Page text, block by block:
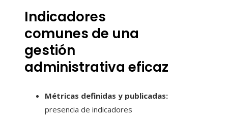
Indicadores
comunes de una
gestión
administrativa eficaz
Métricas definidas y publicadas:
presencia de indicadores